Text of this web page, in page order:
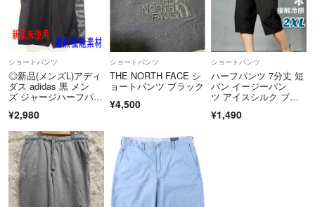
ショートパンツ
◎新品(メンズL)アディ
ダス adidas 黒 メン
ズ ジャージハーフパン
¥2,980
ショートパンツ
THE NORTH FACE シ
ョートパンツ ブラック
¥4,500
ショートパンツ
ハーフパンツ 7分丈 短
パン イージーパン
ツ アイスシルク ブラ
¥1,490